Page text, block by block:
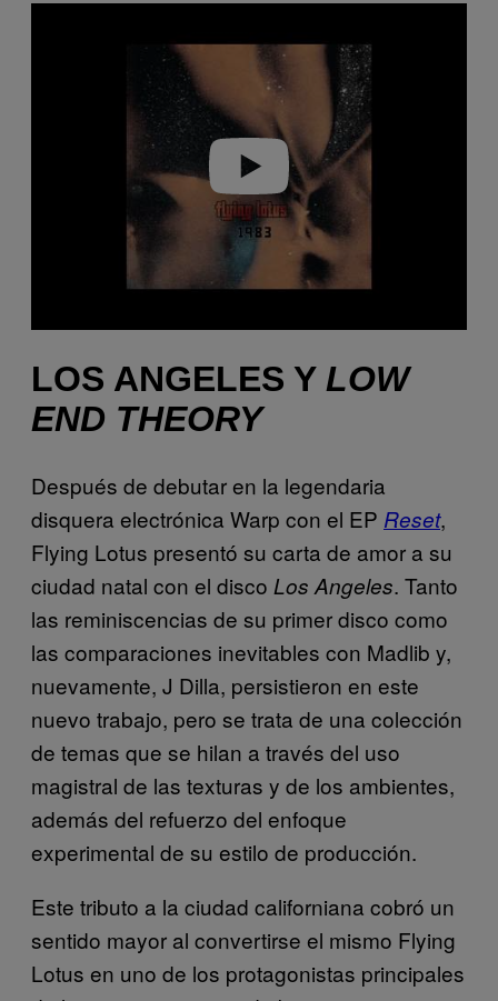
LOS ANGELES Y LOW
END THEORY
Después de debutar en la legendaria
disquera electrónica Warp con el EP Reset,
Flying Lotus presentó su carta de amor a su
ciudad natal con el disco Los Angeles. Tanto
las reminiscencias de su primer disco como
las comparaciones inevitables con Madlib y,
nuevamente, J Dilla, persistieron en este
nuevo trabajo, pero se trata de una colección
de temas que se hilan a través del uso
magistral de las texturas y de los ambientes,
además del refuerzo del enfoque
experimental de su estilo de producción.
Este tributo a la ciudad californiana cobró un
sentido mayor al convertirse el mismo Flying
Lotus en uno de los protagonistas principales